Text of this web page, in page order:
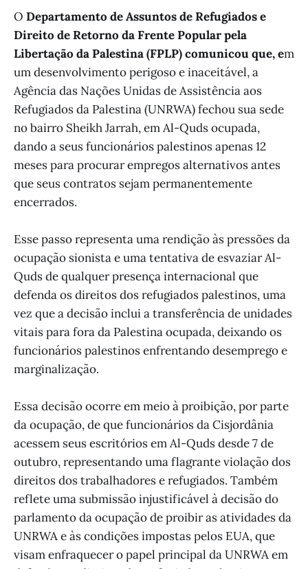
O Departamento de Assuntos de Refugiados e
Direito de Retorno da Frente Popular pela
Libertação da Palestina (FPLP) comunicou que, em
um desenvolvimento perigoso e inaceitável, a
Agência das Nações Unidas de Assistência aos
Refugiados da Palestina (UNRWA) fechou sua sede
no bairro Sheikh Jarrah, em Al-Quds ocupada,
dando a seus funcionários palestinos apenas 12
meses para procurar empregos alternativos antes
que seus contratos sejam permanentemente
encerrados.
Esse passo representa uma rendição às pressões da
ocupação sionista e uma tentativa de esvaziar Al-
Quds de qualquer presença internacional que
defenda os direitos dos refugiados palestinos, uma
vez que a decisão inclui a transferência de unidades
vitais para fora da Palestina ocupada, deixando os
funcionários palestinos enfrentando desemprego e
marginalização.
Essa decisão ocorre em meio à proibição, por parte
da ocupação, de que funcionários da Cisjordânia
acessem seus escritórios em Al-Quds desde 7 de
outubro, representando uma flagrante violação dos
direitos dos trabalhadores e refugiados. Também
reflete uma submissão injustificável à decisão do
parlamento da ocupação de proibir as atividades da
UNRWA e às condições impostas pelos EUA, que
visam enfraquecer o papel principal da UNRWA em